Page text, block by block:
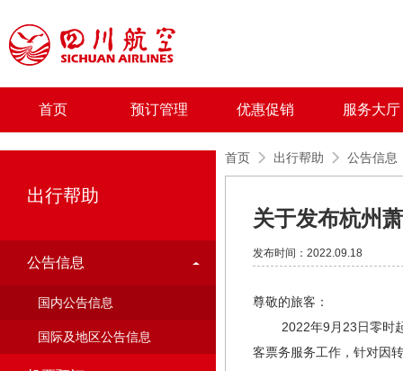
首页 预订管理 优惠促销 服务大厅
出行帮助
公告信息
国内公告信息
国际及地区公告信息
首页 出行帮助 公告信息
关于发布杭州
发布时间：2022.09.18
尊敬的旅客：
2022年9月23日零时起
客票务服务工作，针对因